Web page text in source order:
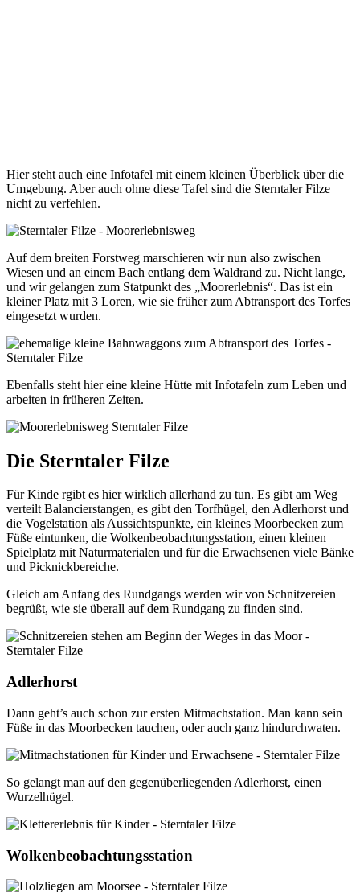
Hier steht auch eine Infotafel mit einem kleinen Überblick über die
Umgebung. Aber auch ohne diese Tafel sind die Sterntaler Filze
nicht zu verfehlen.
Auf dem breiten Forstweg marschieren wir nun also zwischen
Wiesen und an einem Bach entlang dem Waldrand zu. Nicht lange,
und wir gelangen zum Statpunkt des „Moorerlebnis“. Das ist ein
kleiner Platz mit 3 Loren, wie sie früher zum Abtransport des Torfes
eingesetzt wurden.
Ebenfalls steht hier eine kleine Hütte mit Infotafeln zum Leben und
arbeiten in früheren Zeiten.
Die Sterntaler Filze
Für Kinde rgibt es hier wirklich allerhand zu tun. Es gibt am Weg
verteilt Balancierstangen, es gibt den Torfhügel, den Adlerhorst und
die Vogelstation als Aussichtspunkte, ein kleines Moorbecken zum
Füße eintunken, die Wolkenbeobachtungsstation, einen kleinen
Spielplatz mit Naturmaterialen und für die Erwachsenen viele Bänke
und Picknickbereiche.
Gleich am Anfang des Rundgangs werden wir von Schnitzereien
begrüßt, wie sie überall auf dem Rundgang zu finden sind.
Adlerhorst
Dann geht’s auch schon zur ersten Mitmachstation. Man kann sein
Füße in das Moorbecken tauchen, oder auch ganz hindurchwaten.
So gelangt man auf den gegenüberliegenden Adlerhorst, einen
Wurzelhügel.
Wolkenbeobachtungsstation